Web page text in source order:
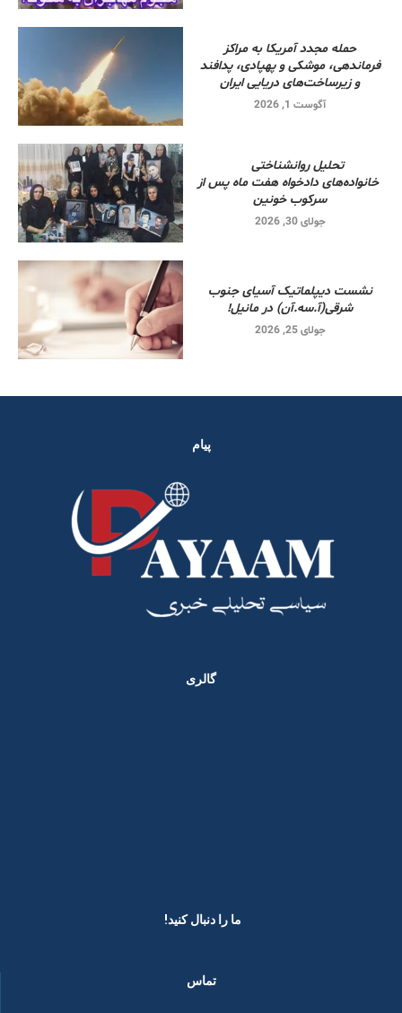
حمله مجدد آمریکا به مراکز
فرماندهی، موشکی و پهپادی، پدافند
و زیرساخت‌های دریایی ایران
آگوست 1, 2026
تحلیل روانشناختی
خانواده‌های دادخواه هفت ماه پس از
سرکوب خونین
جولای 30, 2026
نشست دیپلماتیک آسیای جنوب
شرقی‌(آ.سه.آن) در مانیل!
جولای 25, 2026
پیام
گالری
ما را دنبال کنید! ​
تماس